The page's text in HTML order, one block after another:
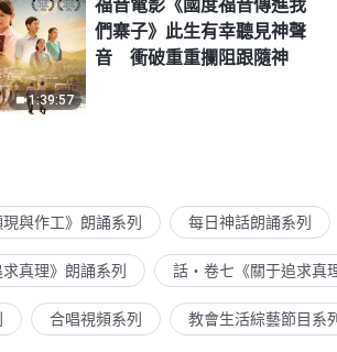
1:39:57
們寨子》此生有幸聽見神聲
音 衝破重重攔阻跟隨神
與作工》朗誦系列 每日神話朗誦系列
真理》朗誦系列 話・卷七《關于追求真
合唱視頻系列 教會生活綜藝節目系